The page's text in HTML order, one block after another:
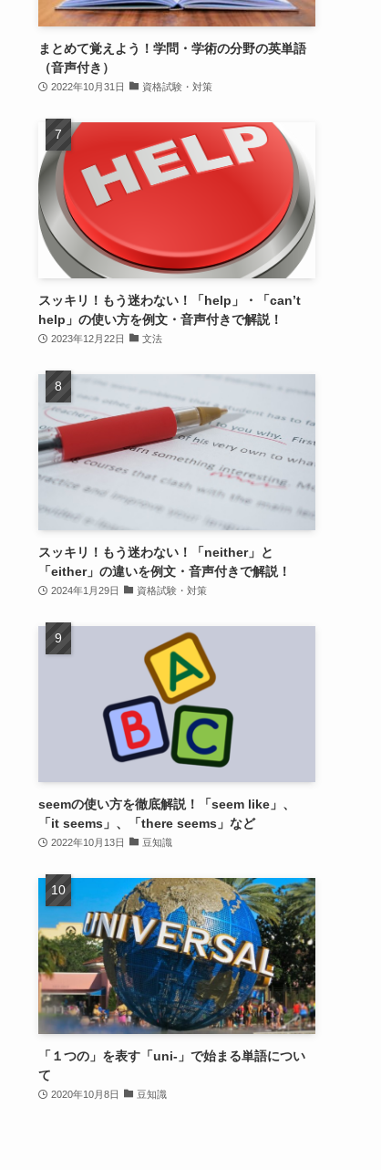
まとめて覚えよう！学問・学術の分野の英単語
（音声付き）
2022年10月31日 資格試験・対策
スッキリ！もう迷わない！「help」・「can’t
help」の使い方を例文・音声付きで解説！
2023年12月22日 文法
スッキリ！もう迷わない！「neither」と
「either」の違いを例文・音声付きで解説！
2024年1月29日 資格試験・対策
seemの使い方を徹底解説！「seem like」、
「it seems」、「there seems」など
2022年10月13日 豆知識
「１つの」を表す「uni-」で始まる単語につい
て
2020年10月8日 豆知識